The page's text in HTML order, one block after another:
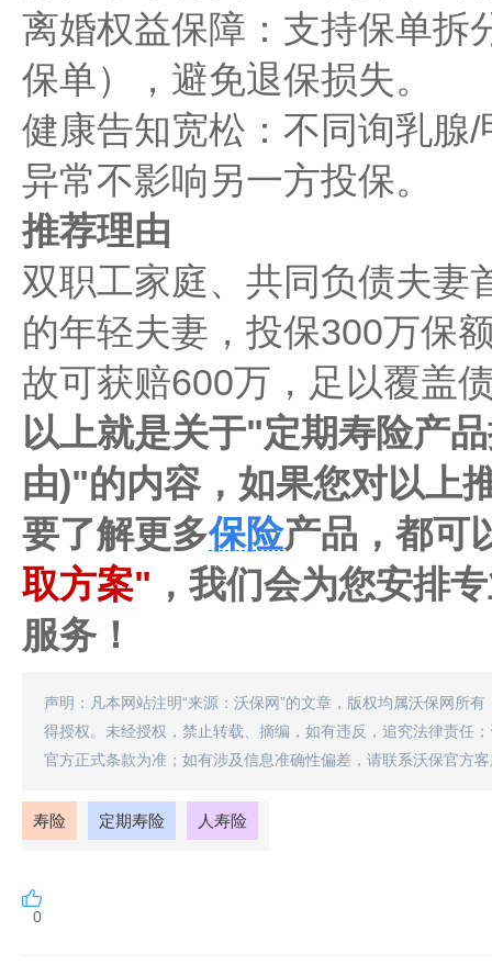
离婚权益保障：支持保单拆
保单），避免退保损失。
健康告知宽松：不同询乳腺
异常不影响另一方投保。
推荐理由
双职工家庭、共同负债夫妻
的年轻夫妻，投保300万保
故可获赔600万，足以覆盖
以上就是关于"定期寿险产
由)"的内容，如果您对以上
要了解更多保险产品，都可
取方案" ，我们会为您安排
服务！
声明：凡本网站注明“来源：沃保网”的文章，版权均属沃保网所
得授权。未经授权，禁止转载、摘编，如有违反，追究法律责任
官方正式条款为准；如有涉及信息准确性偏差，请联系沃保官方
寿险 定期寿险 人寿险
0